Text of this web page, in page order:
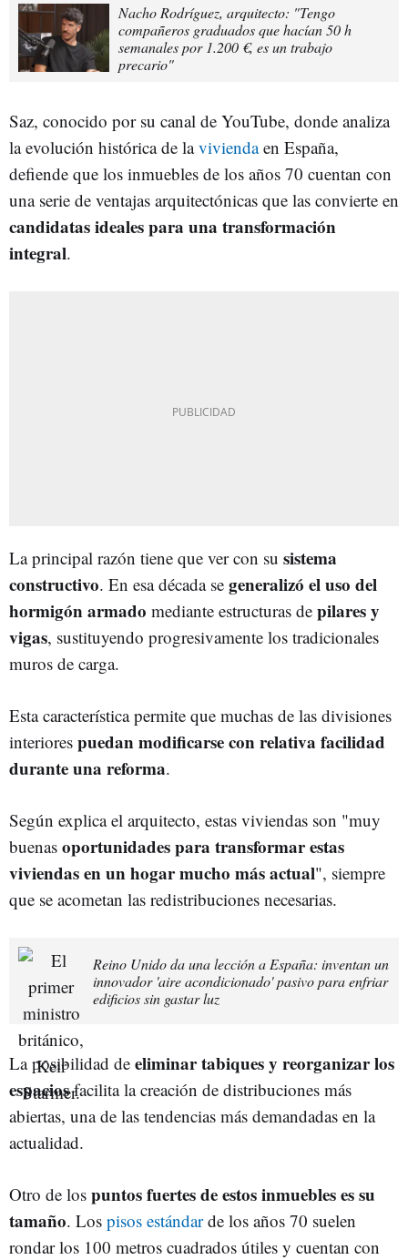
Nacho Rodríguez, arquitecto: "Tengo
compañeros graduados que hacían 50 h
semanales por 1.200 €, es un trabajo
precario"
Saz, conocido por su canal de YouTube, donde analiza
la evolución histórica de laviviendaen España,
defiende que los inmuebles de los años 70 cuentan con
una serie de ventajas arquitectónicas que las convierte en
candidatas ideales para una transformación
integral.
La principal razón tiene que ver con su sistema
constructivo. En esa década se generalizó el uso del
hormigón armado mediante estructuras de pilares y
vigas, sustituyendo progresivamente los tradicionales
muros de carga.
Esta característica permite que muchas de las divisiones
interiores puedan modificarse con relativa facilidad
durante una reforma.
Según explica el arquitecto, estas viviendas son "muy
buenas oportunidades para transformar estas
viviendas en un hogar mucho más actual", siempre
que se acometan las redistribuciones necesarias.
Reino Unido da una lección a España: inventan un
innovador 'aire acondicionado' pasivo para enfriar
edificios sin gastar luz
La posibilidad de eliminar tabiques y reorganizar los
espaciosfacilita la creación de distribuciones más
abiertas, una de las tendencias más demandadas en la
actualidad.
Otro de los puntos fuertes de estos inmuebles es su
tamaño. Los pisos estándarde los años 70 suelen
rondar los 100 metros cuadrados útiles y cuentan con